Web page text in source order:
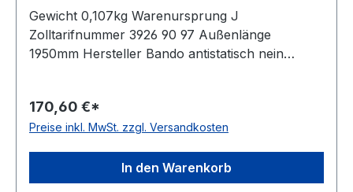
Gewicht 0,107kg Warenursprung J
Zolltarifnummer 3926 90 97 Außenlänge
1950mm Hersteller Bando antistatisch nein
170,60 €*
Preise inkl. MwSt. zzgl. Versandkosten
In den Warenkorb